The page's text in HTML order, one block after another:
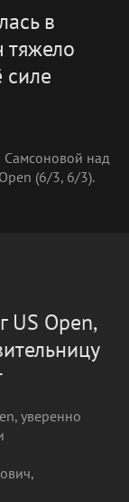
в
тяжело
силе
Самсоновой над
(6/3, 6/3).
US Open,
уверенно